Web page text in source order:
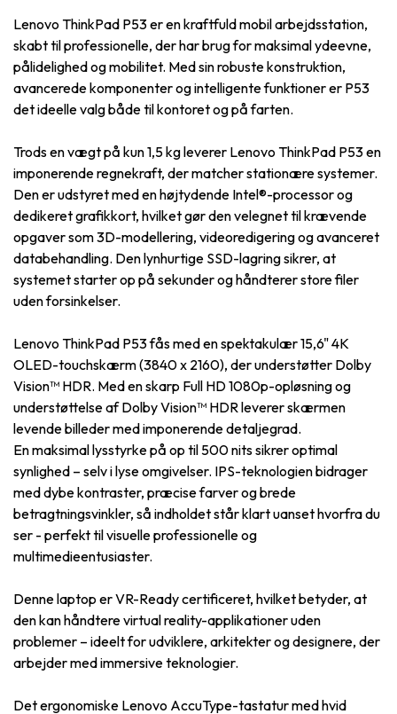
Lenovo ThinkPad P53 er en kraftfuld mobil arbejdsstation,
skabt til professionelle, der har brug for maksimal ydeevne,
pålidelighed og mobilitet. Med sin robuste konstruktion,
avancerede komponenter og intelligente funktioner er P53
det ideelle valg både til kontoret og på farten.
Trods en vægt på kun 1,5 kg leverer Lenovo ThinkPad P53 en
imponerende regnekraft, der matcher stationære systemer.
Den er udstyret med en højtydende Intel®-processor og
dedikeret grafikkort, hvilket gør den velegnet til krævende
opgaver som 3D-modellering, videoredigering og avanceret
databehandling. Den lynhurtige SSD-lagring sikrer, at
systemet starter op på sekunder og håndterer store filer
uden forsinkelser.
Lenovo ThinkPad P53 fås med en spektakulær 15,6" 4K
OLED-touchskærm (3840 x 2160), der understøtter Dolby
Vision™ HDR. Med en skarp Full HD 1080p-opløsning og
understøttelse af Dolby Vision™ HDR leverer skærmen
levende billeder med imponerende detaljegrad.
En maksimal lysstyrke på op til 500 nits sikrer optimal
synlighed – selv i lyse omgivelser. IPS-teknologien bidrager
med dybe kontraster, præcise farver og brede
betragtningsvinkler, så indholdet står klart uanset hvorfra du
ser - perfekt til visuelle professionelle og
multimedieentusiaster.
Denne laptop er VR-Ready certificeret, hvilket betyder, at
den kan håndtere virtual reality-applikationer uden
problemer – ideelt for udviklere, arkitekter og designere, der
arbejder med immersive teknologier.
Det ergonomiske Lenovo AccuType-tastatur med hvid